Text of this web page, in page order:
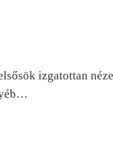
izgatottan